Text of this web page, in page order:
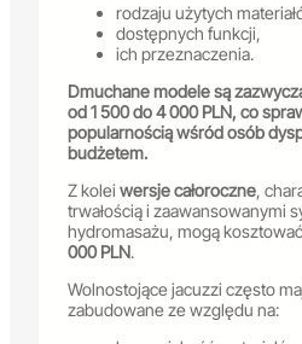
rodzaju użytych
dostępnych funkcji,
ich przeznaczenia.
Dmuchane modele są
od 1 500 do 4 000 PLN, co
popularnością wśród osób
budżetem.
Z kolei wersje całoroczne,
trwałością i zaawansowanymi
hydromasażu, mogą
000 PLN.
Wolnostojące jacuzzi często
zabudowane ze względu na: